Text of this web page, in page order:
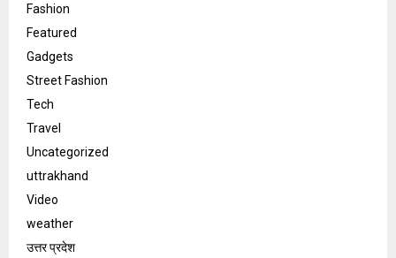
Fashion
Featured
Gadgets
Street Fashion
Tech
Travel
Uncategorized
uttrakhand
Video
weather
उत्तर प्रदेश